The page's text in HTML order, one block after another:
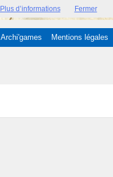
Plus d’informations Fermer
Archi'games Mentions légales